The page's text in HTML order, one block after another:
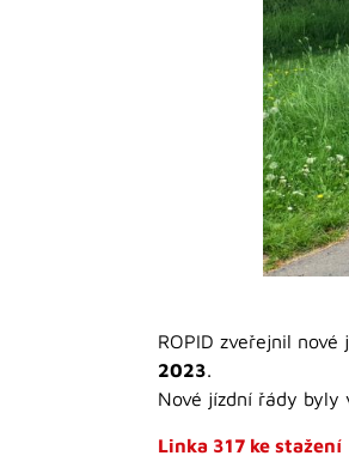
ROPID zveřejnil
2023.
Nové jízdní řády byly
Linka 317 ke stažení